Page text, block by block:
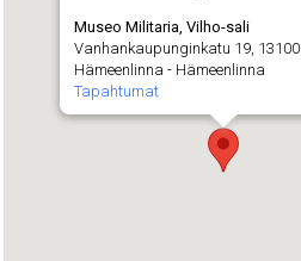
Museo Militaria, Vilho-sali
Vanhankaupunginkatu 19, 13100
Hämeenlinna - Hämeenlinna
Tapahtumat